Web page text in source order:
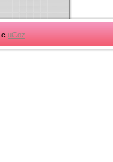
с uCoz